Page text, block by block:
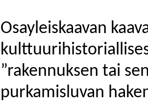
Osayleiskaavan
”rakennuksen tai
purkamisluvan